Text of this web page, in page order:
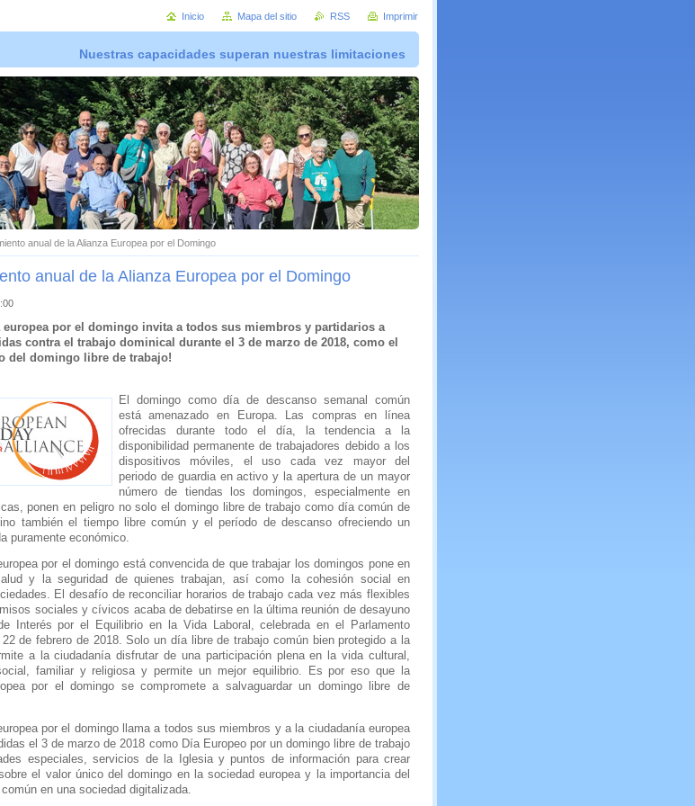
Nuestras capacidades superan nuestras limitaciones
anual de la Alianza Europea por el Domingo
anual de la Alianza Europea por el Domingo
europea por el domingo invita a todos sus miembros y partidarios a
contra el trabajo dominical durante el 3 de marzo de 2018, como el
del domingo libre de trabajo!
El domingo como día de descanso semanal común
está amenazado en Europa. Las compras en línea
ofrecidas durante todo el día, la tendencia a la
disponibilidad permanente de trabajadores debido a los
dispositivos móviles, el uso cada vez mayor del
periodo de guardia en activo y la apertura de un mayor
número de tiendas los domingos, especialmente en
ponen en peligro no solo el domingo libre de trabajo como día común de
también el tiempo libre común y el período de descanso ofreciendo un
puramente económico.
por el domingo está convencida de que trabajar los domingos pone en
y la seguridad de quienes trabajan, así como la cohesión social en
El desafío de reconciliar horarios de trabajo cada vez más flexibles
sociales y cívicos acaba de debatirse en la última reunión de desayuno
Interés por el Equilibrio en la Vida Laboral, celebrada en el Parlamento
22 de febrero de 2018. Solo un día libre de trabajo común bien protegido a la
a la ciudadanía disfrutar de una participación plena en la vida cultural,
familiar y religiosa y permite un mejor equilibrio. Es por eso que la
por el domingo se compromete a salvaguardar un domingo libre de
por el domingo llama a todos sus miembros y a la ciudadanía europea
el 3 de marzo de 2018 como Día Europeo por un domingo libre de trabajo
especiales, servicios de la Iglesia y puntos de información para crear
el valor único del domingo en la sociedad europea y la importancia del
en una sociedad digitalizada.
Inicio Mapa del sitio RSS Imprimir